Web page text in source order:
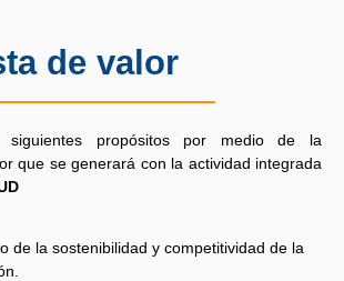
de valor
propósitos por medio de la
que se generará con la actividad integrada
de la sostenibilidad y competitividad de la